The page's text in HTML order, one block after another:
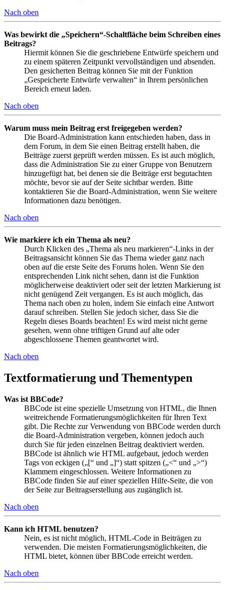
Nach oben
Was bewirkt die „Speichern“-Schaltfläche beim Schreiben eines
Beitrags?
Hiermit können Sie die geschriebene Entwürfe speichern und
zu einem späteren Zeitpunkt vervollständigen und absenden.
Den gesicherten Beitrag können Sie mit der Funktion
„Gespeicherte Entwürfe verwalten“ in Ihrem persönlichen
Bereich erneut laden.
Nach oben
Warum muss mein Beitrag erst freigegeben werden?
Die Board-Administration kann entschieden haben, dass in
dem Forum, in dem Sie einen Beitrag erstellt haben, die
Beiträge zuerst geprüft werden müssen. Es ist auch möglich,
dass die Administration Sie zu einer Gruppe von Benutzern
hinzugefügt hat, bei denen sie die Beiträge erst begutachten
möchte, bevor sie auf der Seite sichtbar werden. Bitte
kontaktieren Sie die Board-Administration, wenn Sie weitere
Informationen dazu benötigen.
Nach oben
Wie markiere ich ein Thema als neu?
Durch Klicken des „Thema als neu markieren“-Links in der
Beitragsansicht können Sie das Thema wieder ganz nach
oben auf die erste Seite des Forums holen. Wenn Sie den
entsprechenden Link nicht sehen, dann ist die Funktion
möglicherweise deaktiviert oder seit der letzten Markierung ist
nicht genügend Zeit vergangen. Es ist auch möglich, das
Thema nach oben zu holen, indem Sie einfach eine Antwort
darauf schreiben. Stellen Sie jedoch sicher, dass Sie die
Regeln dieses Boards beachten! Es wird meist nicht gerne
gesehen, wenn ohne triftigen Grund auf alte oder
abgeschlossene Themen geantwortet wird.
Nach oben
Textformatierung und Thementypen
Was ist BBCode?
BBCode ist eine spezielle Umsetzung von HTML, die Ihnen
weitreichende Formatierungsmöglichkeiten für Ihren Text
gibt. Die Rechte zur Verwendung von BBCode werden durch
die Board-Administration vergeben, können jedoch auch
durch Sie für jeden einzelnen Beitrag deaktiviert werden.
BBCode ist ähnlich wie HTML aufgebaut, jedoch werden
Tags von eckigen („[“ und „]“) statt spitzen („<“ und „>“)
Klammern eingeschlossen. Weitere Informationen zu
BBCode finden Sie auf einer speziellen Hilfe-Seite, die von
der Seite zur Beitragserstellung aus zugänglich ist.
Nach oben
Kann ich HTML benutzen?
Nein, es ist nicht möglich, HTML-Code in Beiträgen zu
verwenden. Die meisten Formatierungsmöglichkeiten, die
HTML bietet, können über BBCode erreicht werden.
Nach oben